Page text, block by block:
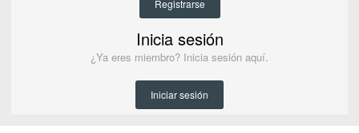
Registrarse
Inicia sesión
¿Ya eres miembro? Inicia sesión aquí.
Iniciar sesión